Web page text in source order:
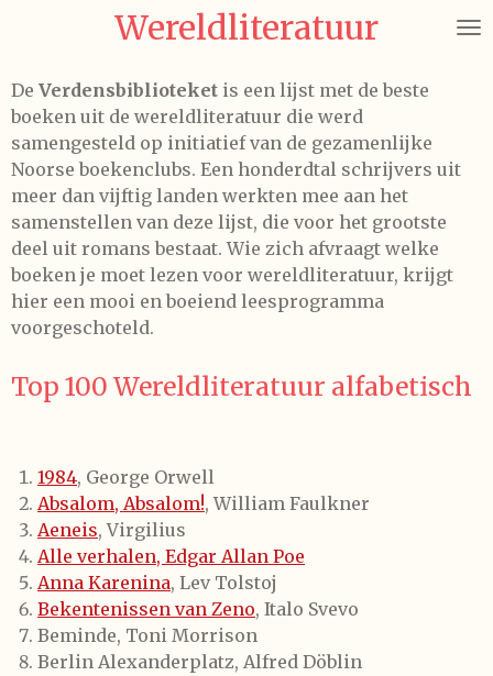
de
hoofdinhoud
Wereldliteratuur
De Verdensbiblioteket is een lijst met de beste
boeken uit de wereldliteratuur die werd
samengesteld op initiatief van de gezamenlijke
Noorse boekenclubs. Een honderdtal schrijvers uit
meer dan vijftig landen werkten mee aan het
samenstellen van deze lijst, die voor het grootste
deel uit romans bestaat.Wie zich afvraagt welke
boeken je moet lezen voor wereldliteratuur, krijgt
hier een mooi en boeiend leesprogramma
voorgeschoteld.
Top 100 Wereldliteratuur alfabetisch
1984, George Orwell
Absalom, Absalom!, William Faulkner
Aeneis, Virgilius
Alle verhalen, Edgar Allan Poe
Anna Karenina, Lev Tolstoj
Bekentenissen van Zeno, Italo Svevo
Beminde, Toni Morrison
Berlin Alexanderplatz, Alfred Döblin